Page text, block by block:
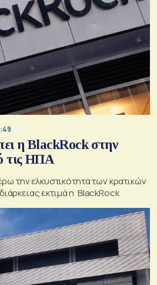
η BlackRock στην
τις ΗΠΑ
την ελκυστικότητα των κρατικών
εκτιμά η BlackRock